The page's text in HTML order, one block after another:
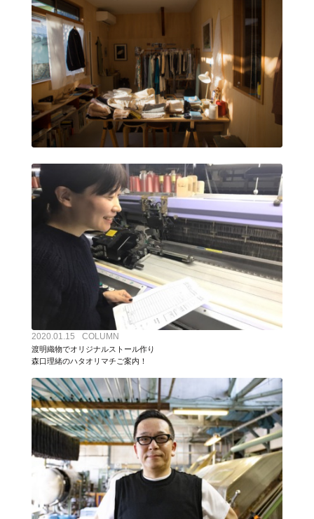
2020.01.15 COLUMN
渡明織物でオリジナルストール作り
森口理緒のハタオリマチご案内！